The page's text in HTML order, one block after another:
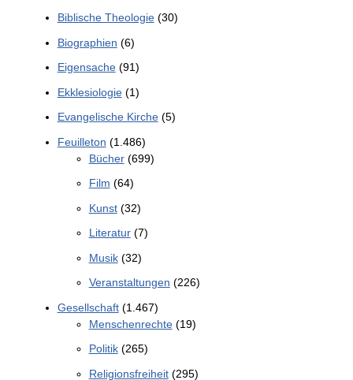
Biblische Theologie(30)
Biographien (6)
Eigensache(91)
Ekklesiologie(1)
Evangelische Kirche(5)
Feuilleton (1.486)
Bücher(699)
Film (64)
Kunst(32)
Literatur(7)
Musik(32)
Veranstaltungen (226)
Gesellschaft(1.467)
Menschenrechte(19)
Politik(265)
Religionsfreiheit(295)